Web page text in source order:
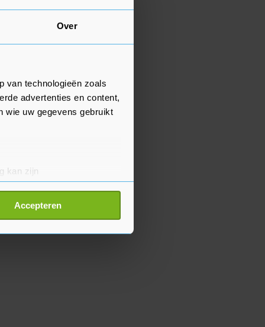
Over
van technologieën zoals
advertenties en content,
wie uw gegevens gebruikt
kan zijn
detailgedeelte
Accepteren